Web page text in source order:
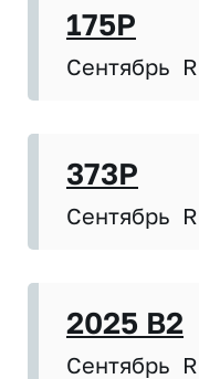
175P
Сентябрь
373P
Сентябрь
2025 B2
Сентябрь